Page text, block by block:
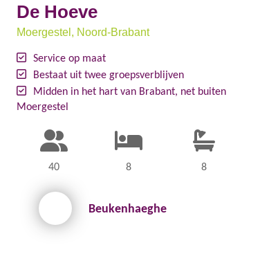
De Hoeve
Moergestel , Noord-Brabant
Service op maat
Bestaat uit twee groepsverblijven
Midden in het hart van Brabant, net buiten
Moergestel
40 8 8
Beukenhaeghe